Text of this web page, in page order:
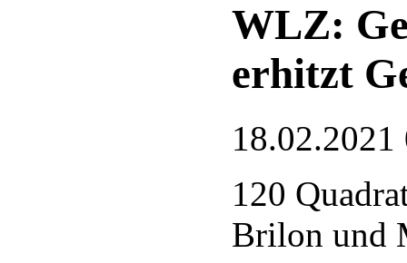
WLZ:
erhitzt
18.02.2021
120
Brilon und